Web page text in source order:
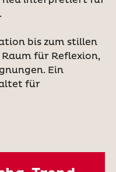
bis zum stillen
Raum für Reflexion,
Ein
für